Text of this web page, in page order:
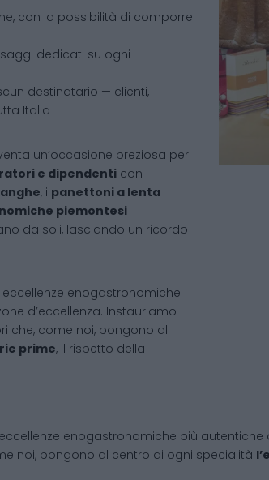
con la possibilità di comporre
dedicati su ogni
destinatario — clienti,
Italia
un’occasione preziosa per
e dipendenti con
, i panettoni a lenta
piemontesi
da soli, lasciando un ricordo
eccellenze enogastronomiche
d’eccellenza. Instauriamo
che, come noi, pongono al
prime, il rispetto della
enogastronomiche più autentiche
noi, pongono al centro di ogni specialità